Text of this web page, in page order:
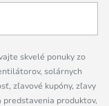
skvelé ponuky zo
solárnych
zľavové kupóny, zľavy
predstavenia produktov,